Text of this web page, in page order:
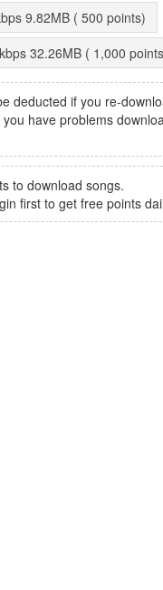
9.82MB
( 500 points)
32.26MB ( 1,000
deducted if you re-
have problems
to download songs.
first to get free points